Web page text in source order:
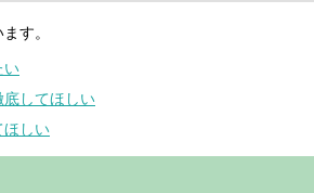
す。
い
してほしい
ほしい